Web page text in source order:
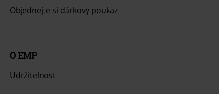
Objednejte si dárkový poukaz
O EMP
Udržitelnost